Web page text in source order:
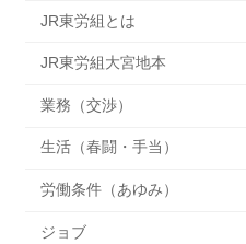
JR東労組とは
JR東労組大宮地本
業務（交渉）
生活（春闘・手当）
労働条件（あゆみ）
ジョブ